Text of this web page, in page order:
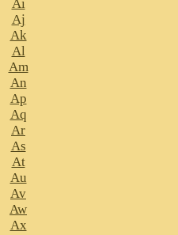
Ai
Aj
Ak
Al
Am
An
Ap
Aq
Ar
As
At
Au
Av
Aw
Ax